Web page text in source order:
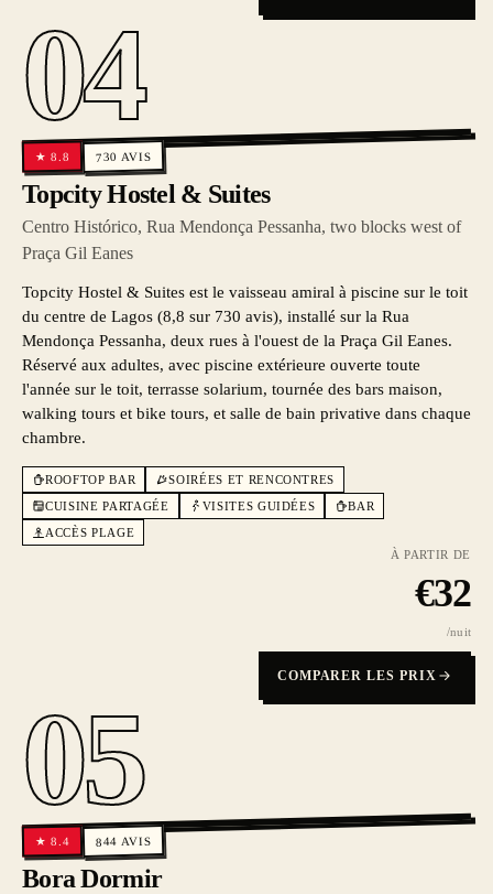
04
★8.8 730 AVIS
Topcity Hostel & Suites
Centro Histórico, Rua Mendonça Pessanha, two blocks west of
Praça Gil Eanes
Topcity Hostel & Suites est le vaisseau amiral à piscine sur le toit
du centre de Lagos (8,8 sur 730 avis), installé sur la Rua
Mendonça Pessanha, deux rues à l'ouest de la Praça Gil Eanes.
Réservé aux adultes, avec piscine extérieure ouverte toute
l'année sur le toit, terrasse solarium, tournée des bars maison,
walking tours et bike tours, et salle de bain privative dans chaque
chambre.
ROOFTOP BAR
SOIRÉES ET RENCONTRES
CUISINE PARTAGÉE
VISITES GUIDÉES
BAR
ACCÈS PLAGE
À PARTIR DE
€32
/nuit
COMPARER LES PRIX
05
★8.4 844 AVIS
Bora Dormir